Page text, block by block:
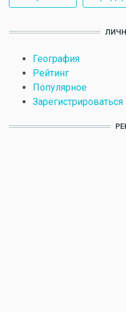
География
Рейтинг
Популярное
Зарегистрироваться